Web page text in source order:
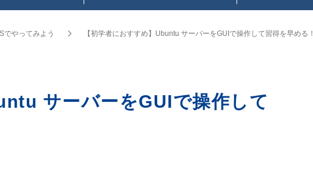
でやってみよう 【初学者におすすめ】Ubuntu サーバーをGUIで操作して習得を早める！
サーバーをGUIで操作して